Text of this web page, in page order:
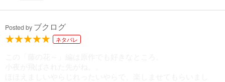
Posted by ブクログ
ネタバレ